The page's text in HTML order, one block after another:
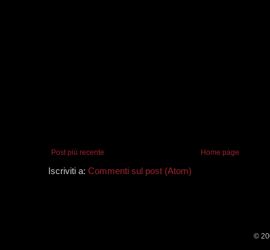
Post più recente Home page
Iscriviti a: Commenti sul post (Atom)
©